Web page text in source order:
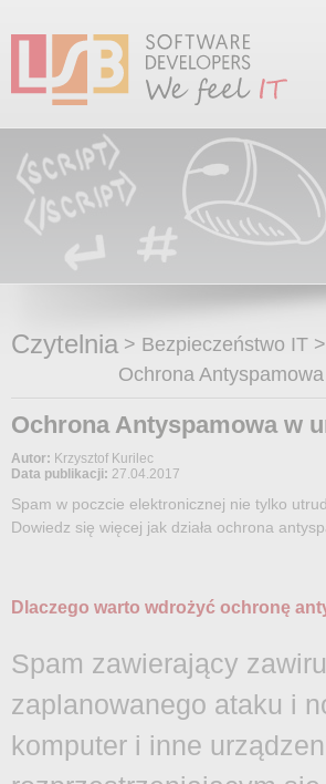
Czytelnia > Bezpieczeństwo IT >
Ochrona
Ochrona Antyspamowa w
Autor: Krzysztof Kurilec
Data publikacji: 27.04.2017
Spam w poczcie elektronicznej nie tylko
Dowiedz się więcej jak działa ochrona
Dlaczego warto wdrożyć ochronę
Spam zawierający
zaplanowanego ataku i
komputer i inne